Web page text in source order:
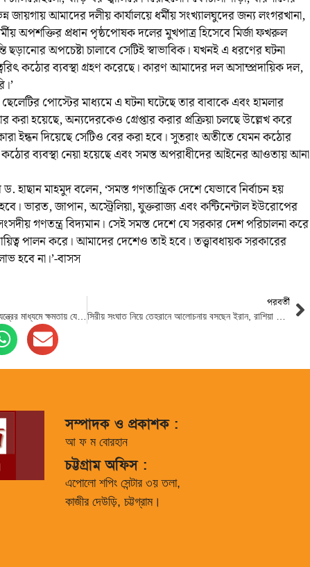
জায়গায় আমাদের দলীয় কার্যালয়ে ধর্মীয় সংখ্যালঘুদের জন্য লংগরখানা,
অপশক্তির প্রধান পৃষ্ঠপোষক দলের মুখপাত্র হিসেবে মির্জা ফখরুল
ছড়ানোর অপচেষ্টা চালাবে সেটিই স্বাভাবিক। যখনই এ ধরণের ঘটনা
কঠোর ব্যবস্থা গ্রহণ করেছে। কারণ আমাদের দল অসাম্প্রদায়িক দল,
পোস্টের মাধ্যমে এ ঘটনা ঘটেছে তার বাবাকে এবং হামলার
হয়েছে, অন্যদেরকেও গ্রেপ্তার করার প্রক্রিয়া চলছে উল্লেখ করে
ইন্ধন দিয়েছে সেটিও বের করা হবে। সুতরাং অতীতে যেমন কঠোর
কঠোর ব্যবস্থা নেয়া হয়েছে এবং সমস্ত অপরাধীদের আইনের আওতায় আনা
ড. হাছান মাহমুদ বলেন, ‘সমস্ত গণতান্ত্রিক দেশে যেভাবে নির্বাচন হয়
ভারত, জাপান, অস্ট্রেলিয়া, যুক্তরাজ্য এবং কন্টিনেন্টাল ইউরোপের
গণতন্ত্র বিদ্যমান। সেই সমস্ত দেশে যে সরকার দেশ পরিচালনা করে
পালন করে। আমাদের দেশেও তাই হবে। তত্ত্বাবধায়ক সরকারের
হবে না।’-বাসস
পরবর্তী
সম্পাদক ও প্রকাশক :
আ ফ ম বোরহান
চট্টগ্রাম অফিস :
এপোলো শপিং সেন্টার ৩য় তলা,
কাজীর দেউড়ি, চট্টগ্রাম।